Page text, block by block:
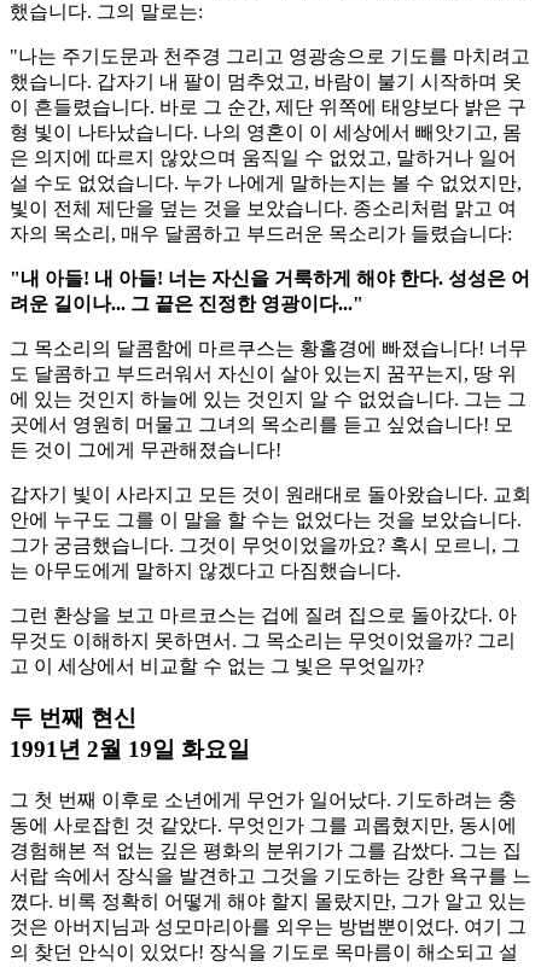
했습니다. 그의 말로는:
"나는 주기도문과 천주경 그리고 영광송으로 기도를 마치려고
했습니다. 갑자기 내 팔이 멈추었고, 바람이 불기 시작하며 옷
이 흔들렸습니다. 바로 그 순간, 제단 위쪽에 태양보다 밝은 구
형 빛이 나타났습니다. 나의 영혼이 이 세상에서 빼앗기고, 몸
은 의지에 따르지 않았으며 움직일 수 없었고, 말하거나 일어
설 수도 없었습니다. 누가 나에게 말하는지는 볼 수 없었지만,
빛이 전체 제단을 덮는 것을 보았습니다. 종소리처럼 맑고 여
자의 목소리, 매우 달콤하고 부드러운 목소리가 들렸습니다:
"내 아들! 내 아들! 너는 자신을 거룩하게 해야 한다. 성성은 어
려운 길이나... 그 끝은 진정한 영광이다..."
그 목소리의 달콤함에 마르쿠스는 황홀경에 빠졌습니다! 너무
도 달콤하고 부드러워서 자신이 살아 있는지 꿈꾸는지, 땅 위
에 있는 것인지 하늘에 있는 것인지 알 수 없었습니다. 그는 그
곳에서 영원히 머물고 그녀의 목소리를 듣고 싶었습니다! 모
든 것이 그에게 무관해졌습니다!
갑자기 빛이 사라지고 모든 것이 원래대로 돌아왔습니다. 교회
안에 누구도 그를 이 말을 할 수는 없었다는 것을 보았습니다.
그가 궁금했습니다. 그것이 무엇이었을까요? 혹시 모르니, 그
는 아무도에게 말하지 않겠다고 다짐했습니다.
그런 환상을 보고 마르코스는 겁에 질려 집으로 돌아갔다. 아
무것도 이해하지 못하면서. 그 목소리는 무엇이었을까? 그리
고 이 세상에서 비교할 수 없는 그 빛은 무엇일까?
두 번째 현신
1991년 2월 19일 화요일
그 첫 번째 이후로 소년에게 무언가 일어났다. 기도하려는 충
동에 사로잡힌 것 같았다. 무엇인가 그를 괴롭혔지만, 동시에
경험해본 적 없는 깊은 평화의 분위기가 그를 감쌌다. 그는 집
서랍 속에서 장식을 발견하고 그것을 기도하는 강한 욕구를 느
꼈다. 비록 정확히 어떻게 해야 할지 몰랐지만, 그가 알고 있는
것은 아버지님과 성모마리아를 외우는 방법뿐이었다. 여기 그
의 찾던 안식이 있었다! 장식을 기도로 목마름이 해소되고 설